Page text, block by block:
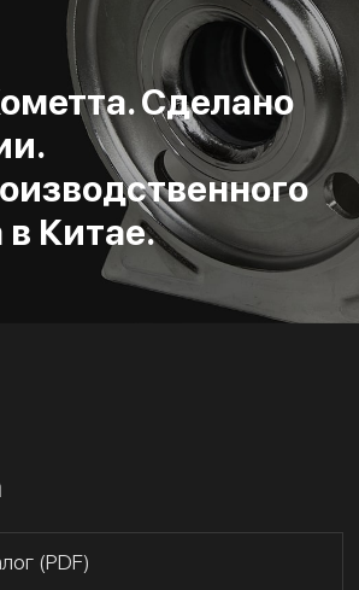
Сделано
в Китае.
(PDF)